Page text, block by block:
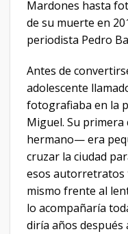
Mardones hasta
de su muerte en
periodista Pedro
Antes de
adolescente
fotografiaba en la
Miguel. Su
hermano— era
cruzar la ciudad
esos autorretratos
mismo frente al
lo acompañaría
diría años después